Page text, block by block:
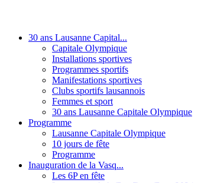
30 ans Lausanne Capital...
Capitale Olympique
Installations sportives
Programmes sportifs
Manifestations sportives
Clubs sportifs lausannois
Femmes et sport
30 ans Lausanne Capitale Olympique
Programme
Lausanne Capitale Olympique
10 jours de fête
Programme
Inauguration de la Vasq...
Les 6P en fête